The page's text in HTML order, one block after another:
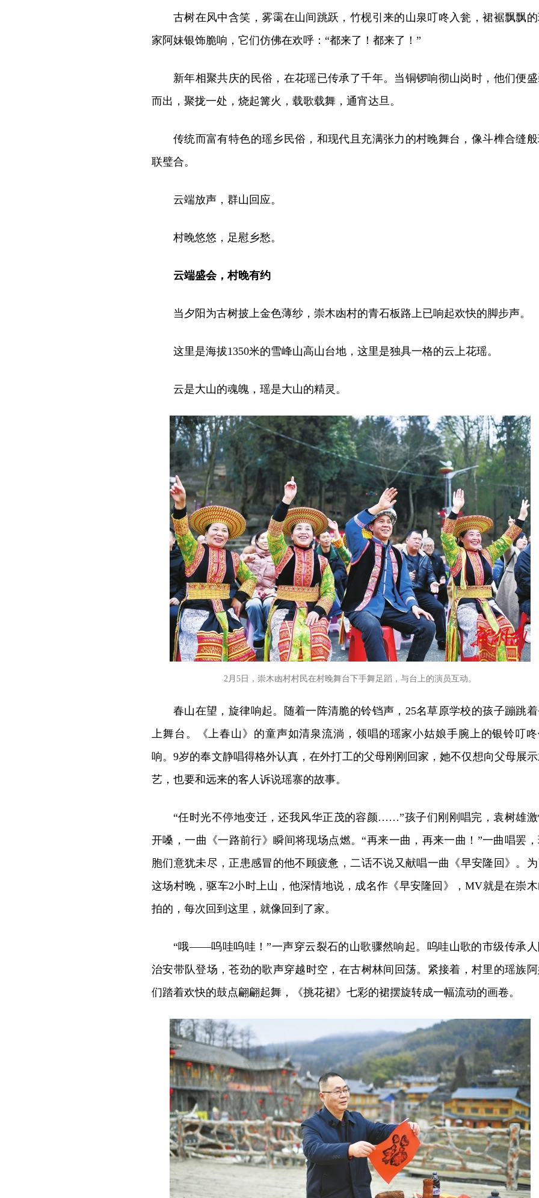
古树在风中含笑，雾霭在山间跳跃，竹枧引来的山泉叮咚入瓮，裙裾飘飘
家阿妹银饰脆响，它们仿佛在欢呼：“都来了！都来了！”
新年相聚共庆的民俗，在花瑶已传承了千年。当铜锣响彻山岗时，他们便
而出，聚拢一处，烧起篝火，载歌载舞，通宵达旦。
传统而富有特色的瑶乡民俗，和现代且充满张力的村晚舞台，像斗榫合缝
联璧合。
云端放声，群山回应。
村晚悠悠，足慰乡愁。
云端盛会，村晚有约
当夕阳为古树披上金色薄纱，崇木凼村的青石板路上已响起欢快的脚步声。
这里是海拔1350米的雪峰山高山台地，这里是独具一格的云上花瑶。
云是大山的魂魄，瑶是大山的精灵。
2月5日，崇木凼村村民在村晚舞台下手舞足蹈，与台上的演员互动。
春山在望，旋律响起。随着一阵清脆的铃铛声，25名草原学校的孩子蹦跳
上舞台。《上春山》的童声如清泉流淌，领唱的瑶家小姑娘手腕上的银铃叮
响。9岁的奉文静唱得格外认真，在外打工的父母刚刚回家，她不仅想向父母展
艺，也要和远来的客人诉说瑶寨的故事。
“任时光不停地变迁，还我风华正茂的容颜……”孩子们刚刚唱完，袁树雄
开嗓，一曲《一路前行》瞬间将现场点燃。“再来一曲，再来一曲！”一曲唱罢
胞们意犹未尽，正患感冒的他不顾疲惫，二话不说又献唱一曲《早安隆回》。
这场村晚，驱车2小时上山，他深情地说，成名作《早安隆回》，MV就是在崇
拍的，每次回到这里，就像回到了家。
“哦——呜哇呜哇！”一声穿云裂石的山歌骤然响起。呜哇山歌的市级传承
治安带队登场，苍劲的歌声穿越时空，在古树林间回荡。紧接着，村里的瑶族
们踏着欢快的鼓点翩翩起舞，《挑花裙》七彩的裙摆旋转成一幅流动的画卷。